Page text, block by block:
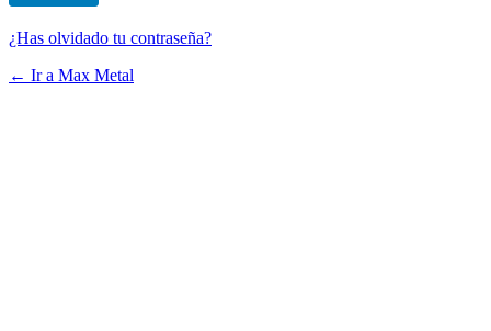
¿Has olvidado tu contraseña?
← Ir a Max Metal